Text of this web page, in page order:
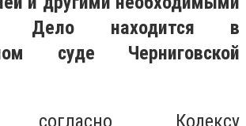
Дело находится в
суде Черниговской
согласно Кодексу